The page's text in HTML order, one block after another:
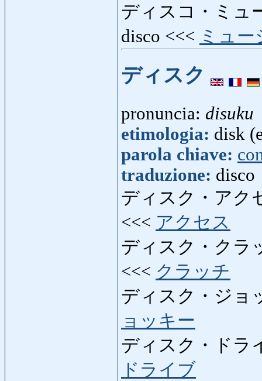
ディスコ・ミュ
disco <<< ミュ
ディスク
pronuncia: disuku
etimologia: disk
parola chiave:
traduzione: disco
ディスク・アク
<<< アクセス
ディスク・クラ
<<< クラッチ
ディスク・ジョ
ョッキー
ディスク・ドラ
ドライブ